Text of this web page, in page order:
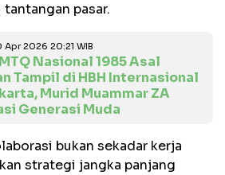
pasar.
Apr 2026 20:21 WIB
Nasional 1985 Asal
Tampil di HBH Internasional
Murid Muammar ZA
Generasi Muda
bukan sekadar kerja
strategi jangka panjang